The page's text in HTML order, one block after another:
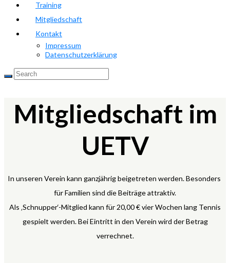
Training
Mitgliedschaft
Kontakt
Impressum
Datenschutzerklärung
Mitgliedschaft im
UETV
In unseren Verein kann ganzjährig beigetreten werden. Besonders
für Familien sind die Beiträge attraktiv.
Als ‚Schnupper‘-Mitglied kann für 20,00 € vier Wochen lang Tennis
gespielt werden. Bei Eintritt in den Verein wird der Betrag
verrechnet.